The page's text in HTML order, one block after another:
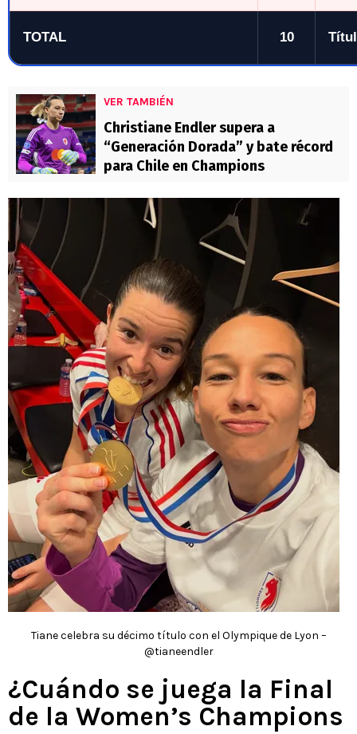
TOTAL 10
VER TAMBIÉN
Christiane Endler supera a
“Generación Dorada” y bate récord
para Chile en Champions
Tiane celebra su décimo título con el Olympique de Lyon –
@tianeendler
¿Cuándo se juega la Final
de la Women’s Champions